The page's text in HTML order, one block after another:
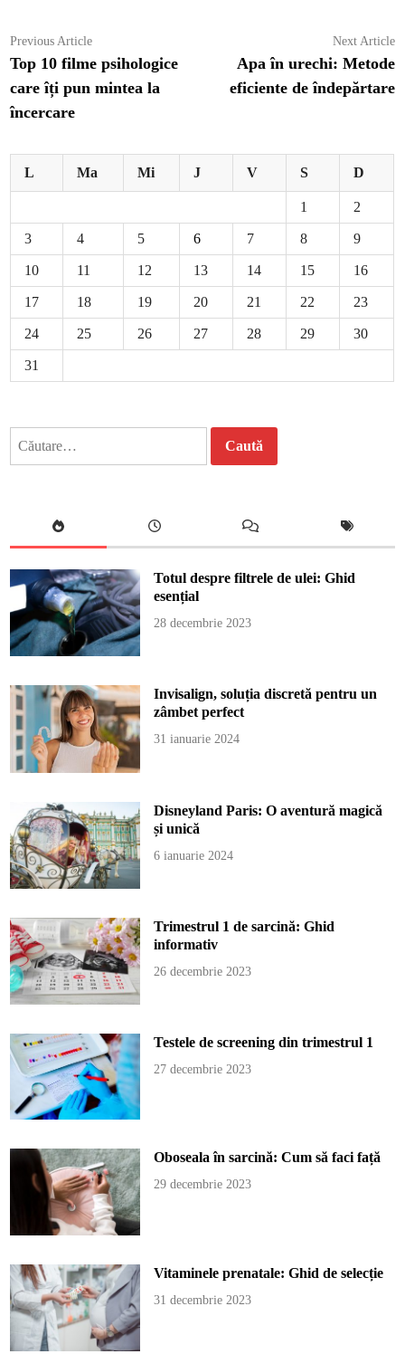
Navigare
în
articole
Previous ArticlePrevious
article:
Top 10 filme psihologice
care îți pun mintea la
încercare
Next Article
Apa în urechi: Metode
eficiente de îndepărtare
L Ma Mi J V S D
1 2
3 4 5 6 7 8 9
10 11 12 13 14 15 16
17 18 19 20 21 22 23
24 25 26 27 28 29 30
31
Totul despre filtrele de ulei: Ghid
esențial
28 decembrie 2023
Invisalign, soluția discretă pentru un
zâmbet perfect
31 ianuarie 2024
Disneyland Paris: O aventură magică
și unică
6 ianuarie 2024
Trimestrul 1 de sarcină: Ghid
informativ
26 decembrie 2023
Testele de screening din trimestrul 1
27 decembrie 2023
Oboseala în sarcină: Cum să faci față
29 decembrie 2023
Vitaminele prenatale: Ghid de selecție
31 decembrie 2023